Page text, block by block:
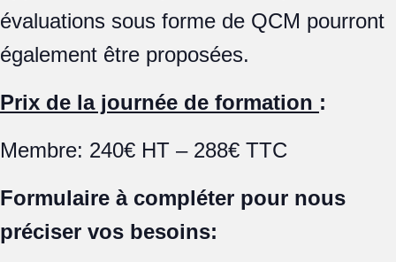
évaluations sous forme de QCM pourront
également être proposées.
Prix de la journée de formation :
Membre: 240€ HT – 288€ TTC
Formulaire à compléter pour nous
préciser vos besoins: